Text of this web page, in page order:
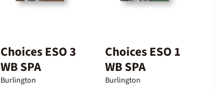
Choices ESO 3
WB SPA
Burlington
Choices ESO 1
WB SPA
Burlington